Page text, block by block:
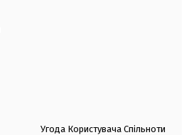
Угода Користувача Спільноти